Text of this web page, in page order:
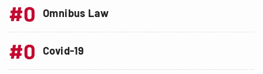
#0 Omnibus Law
#0 Covid-19